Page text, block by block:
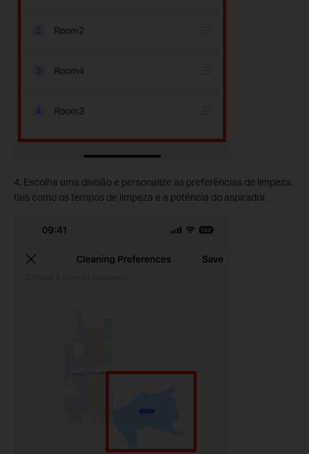
4. Escolha uma divisão e personalize as preferências de limpeza,
tais como os tempos de limpeza e a potência do aspirador.